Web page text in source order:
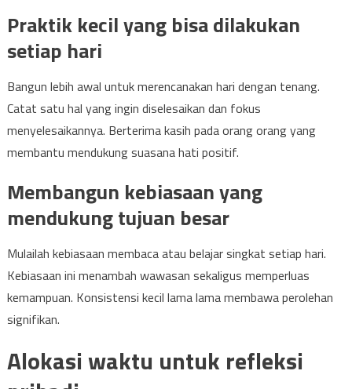
Praktik kecil yang bisa dilakukan
setiap hari
Bangun lebih awal untuk merencanakan hari dengan tenang.
Catat satu hal yang ingin diselesaikan dan fokus
menyelesaikannya. Berterima kasih pada orang orang yang
membantu mendukung suasana hati positif.
Membangun kebiasaan yang
mendukung tujuan besar
Mulailah kebiasaan membaca atau belajar singkat setiap hari.
Kebiasaan ini menambah wawasan sekaligus memperluas
kemampuan. Konsistensi kecil lama lama membawa perolehan
signifikan.
Alokasi waktu untuk refleksi